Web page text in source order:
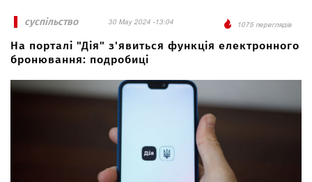
суспільство 30 May 2024 -13:04 1075 переглядів
На порталі "Дія" з'явиться функція електронного
бронювання: подробиці